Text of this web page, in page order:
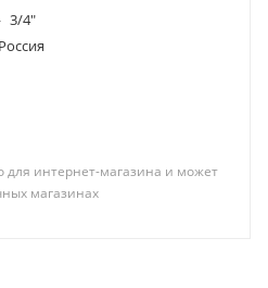
3/4"
Россия
для интернет-магазина и может
магазинах